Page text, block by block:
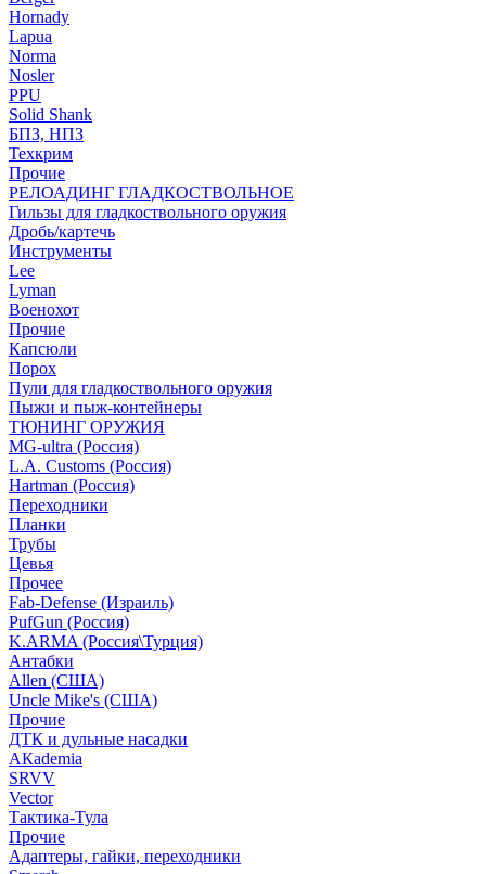
Hornady
Lapua
Norma
Nosler
PPU
Solid Shank
БПЗ, НПЗ
Техкрим
Прочие
РЕЛОАДИНГ ГЛАДКОСТВОЛЬНОЕ
Гильзы для гладкоствольного оружия
Дробь/картечь
Инструменты
Lee
Lyman
Военохот
Прочие
Капсюли
Порох
Пули для гладкоствольного оружия
Пыжи и пыж-контейнеры
ТЮНИНГ ОРУЖИЯ
MG-ultra (Россия)
L.A. Customs (Россия)
Hartman (Россия)
Переходники
Планки
Трубы
Цевья
Прочее
Fab-Defense (Израиль)
PufGun (Россия)
K.ARMA (Россия\Турция)
Антабки
Allen (США)
Uncle Mike's (США)
Прочие
ДТК и дульные насадки
АКademia
SRVV
Vector
Тактика-Тула
Прочие
Адаптеры, гайки, переходники